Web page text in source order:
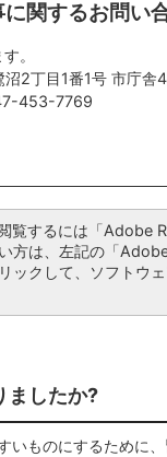
に関するお問い
。
2丁目1番1号 市庁舎
453-7769
覧するには「Adobe
方は、左記の「
ックして、ソフトウ
ましたか?
ものにするために